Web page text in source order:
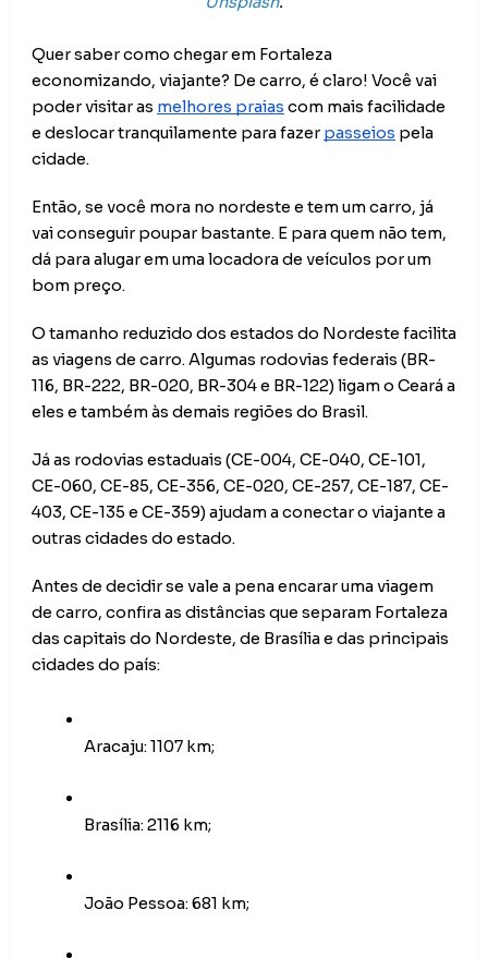
Quer saber como chegar em Fortaleza
economizando, viajante? De carro, é claro! Você vai
poder visitar as melhores praias com mais facilidade
e deslocar tranquilamente para fazer passeios pela
cidade.
Então, se você mora no nordeste e tem um carro, já
vai conseguir poupar bastante. E para quem não tem,
dá para alugar em uma locadora de veículos por um
bom preço.
O tamanho reduzido dos estados do Nordeste facilita
as viagens de carro. Algumas rodovias federais (BR-
116, BR-222, BR-020, BR-304 e BR-122) ligam o Ceará a
eles e também às demais regiões do Brasil.
Já as rodovias estaduais (CE-004, CE-040, CE-101,
CE-060, CE-85, CE-356, CE-020, CE-257, CE-187, CE-
403, CE-135 e CE-359) ajudam a conectar o viajante a
outras cidades do estado.
Antes de decidir se vale a pena encarar uma viagem
de carro, confira as distâncias que separam Fortaleza
das capitais do Nordeste, de Brasília e das principais
cidades do país:
Aracaju: 1107 km;
Brasília: 2116 km;
João Pessoa: 681 km;